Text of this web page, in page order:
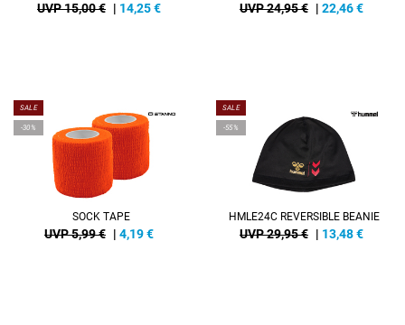
UVP 15,00 € | 14,25€ UVP 24,95 € | 22,46€
SALE
-30%
SOCK TAPE
UVP 5,99 € | 4,19€
SALE
-55%
HMLE24C REVERSIBLE BEANIE
UVP 29,95 € | 13,48€